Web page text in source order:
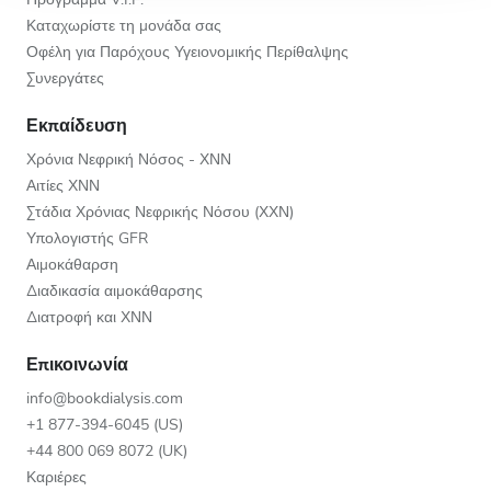
Καταχωρίστε τη μονάδα σας
Οφέλη για Παρόχους Υγειονομικής Περίθαλψης
Συνεργάτες
Εκπαίδευση
Χρόνια Νεφρική Νόσος - ΧΝΝ
Αιτίες ΧΝΝ
Στάδια Χρόνιας Νεφρικής Νόσου (ΧΧΝ)
Υπολογιστής GFR
Αιμοκάθαρση
Διαδικασία αιμοκάθαρσης
Διατροφή και ΧΝΝ
Επικοινωνία
info@bookdialysis.com
+1 877-394-6045 (US)
+44 800 069 8072 (UK)
Καριέρες